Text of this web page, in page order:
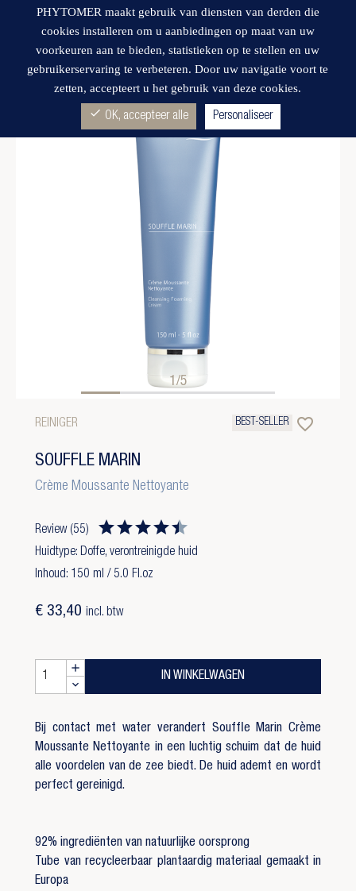
Wishlist
1/5
REINIGER BEST-SELLER favorite_border
SOUFFLE MARIN
Crème Moussante Nettoyante
Review (55)
Huidtype: Doffe, verontreinigde huid
Inhoud: 150 ml / 5.0 Fl.oz
€ 33,40 incl. btw
IN WINKELWAGEN
Bij contact met water verandert Souffle Marin Crème
Moussante Nettoyante in een luchtig schuim dat de huid
alle voordelen van de zee biedt. De huid ademt en wordt
perfect gereinigd.
92% ingrediënten van natuurlijke oorsprong
Tube van recycleerbaar plantaardig materiaal gemaakt in
Europa
PHYTOMER maakt gebruik van diensten van derden die
cookies installeren om u aanbiedingen op maat van uw
voorkeuren aan te bieden, statistieken op te stellen en uw
gebruikerservaring te verbeteren. Door uw navigatie voort te
zetten, accepteert u het gebruik van deze cookies.
check OK, accepteer alle Personaliseer